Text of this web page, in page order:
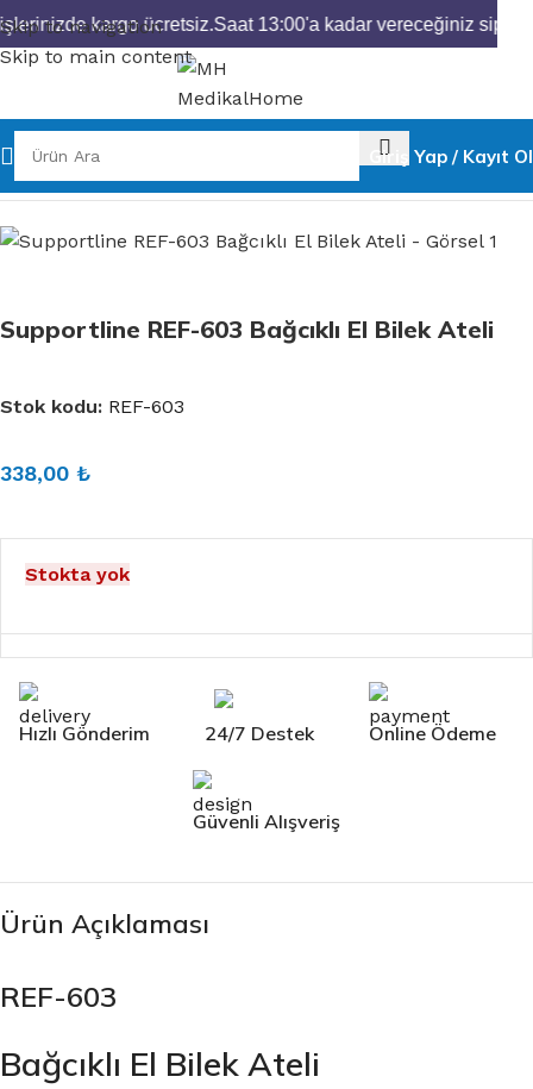
Skip to navigation
Skip to main content
Giriş Yap / Kayıt Ol
Ana Sayfa El & Bilek Atelleri
Supportline REF-603 Bağcıklı El Bilek Ateli
Stok kodu: REF-603
338,00 ₺
Stokta yok
Hızlı Gönderim 24/7 Destek Online Ödeme
Güvenli Alışveriş
Ürün Açıklaması
REF-603
Bağcıklı El Bilek Ateli
kargo ücretsiz.Saat 13:00'a kadar vereceğiniz